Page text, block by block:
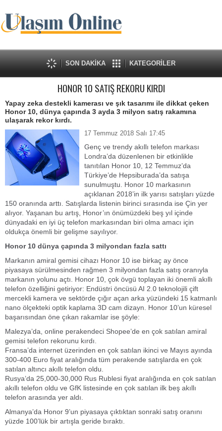
SON DAKİKA KATEGORİLER
HONOR 10 SATIŞ REKORU KIRDI
Yapay zeka destekli kamerası ve şık tasarımı ile dikkat çeken
Honor 10, dünya çapında 3 ayda 3 milyon satış rakamına
ulaşarak rekor kırdı.
17 Temmuz 2018 Salı 17:45
Genç ve trendy akıllı telefon markası
Londra’da düzenlenen bir etkinlikle
tanıtılan Honor 10, 12 Temmuz’da
Türkiye’de Hepsiburada’da satışa
sunulmuştu. Honor 10 markasının
açıklanan 2018’in ilk yarısı satışları yüzde
150 oranında arttı. Satışlarda listenin birinci sırasında ise Çin yer
alıyor. Yaşanan bu artış, Honor’ın önümüzdeki beş yıl içinde
dünyadaki en iyi üç telefon markasından biri olma amacı için
oldukça önemli bir gelişme sayılıyor.
Honor 10 dünya çapında 3 milyondan fazla sattı
Markanın amiral gemisi cihazı Honor 10 ise birkaç ay önce
piyasaya sürülmesinden rağmen 3 milyondan fazla satış oranıyla
markanın yolunu açtı. Honor 10, çok övgü toplayan iki önemli akıllı
telefon özelliğini getiriyor: Endüstri öncüsü AI 2.0 teknolojili çift
mercekli kamera ve sektörde çığır açan arka yüzündeki 15 katmanlı
nano ölçekteki optik kaplama 3D cam dizayn. Honor 10’un küresel
başarısından öne çıkan rakamlar ise şöyle:
Malezya’da, online perakendeci Shopee’de en çok satılan amiral
gemisi telefon rekorunu kırdı.
Fransa’da internet üzerinden en çok satılan ikinci ve Mayıs ayında
300-400 Euro fiyat aralığında tüm perakende satışlarda en çok
satılan altıncı akıllı telefon oldu.
Rusya’da 25,000-30,000 Rus Rublesi fiyat aralığında en çok satılan
akıllı telefon oldu ve GfK listesinde en çok satılan ilk beş akıllı
telefon arasında yer aldı.
Almanya’da Honor 9’un piyasaya çıktıktan sonraki satış oranını
yüzde 100’lük bir artışla geride bıraktı.